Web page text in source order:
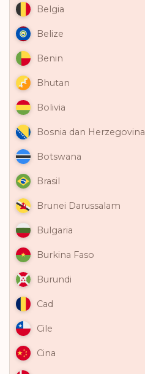
Belgia
Belize
Benin
Bhutan
Bolivia
Bosnia dan Herzegovina
Botswana
Brasil
Brunei Darussalam
Bulgaria
Burkina Faso
Burundi
Cad
Cile
Cina